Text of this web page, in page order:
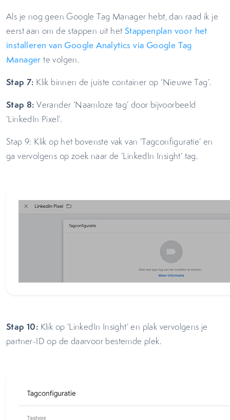
Als je nog geen Google Tag Manager hebt, dan raad ik je
eerst aan om de stappen uit hetStappenplan voor het
installeren van Google Analytics via Google Tag
Manager te volgen.
Stap 7: Klik binnen de juiste container op ‘Nieuwe Tag’.
Stap 8: Verander ‘Naamloze tag’ door bijvoorbeeld
‘LinkedIn Pixel’.
Stap 9: Klik op het bovenste vak van ‘Tagconfiguratie’ en
ga vervolgens op zoek naar de ‘LinkedIn Insight’ tag.
Stap 10: Klik op ‘LinkedIn Insight’ en plak vervolgens je
partner-ID op de daarvoor bestemde plek.